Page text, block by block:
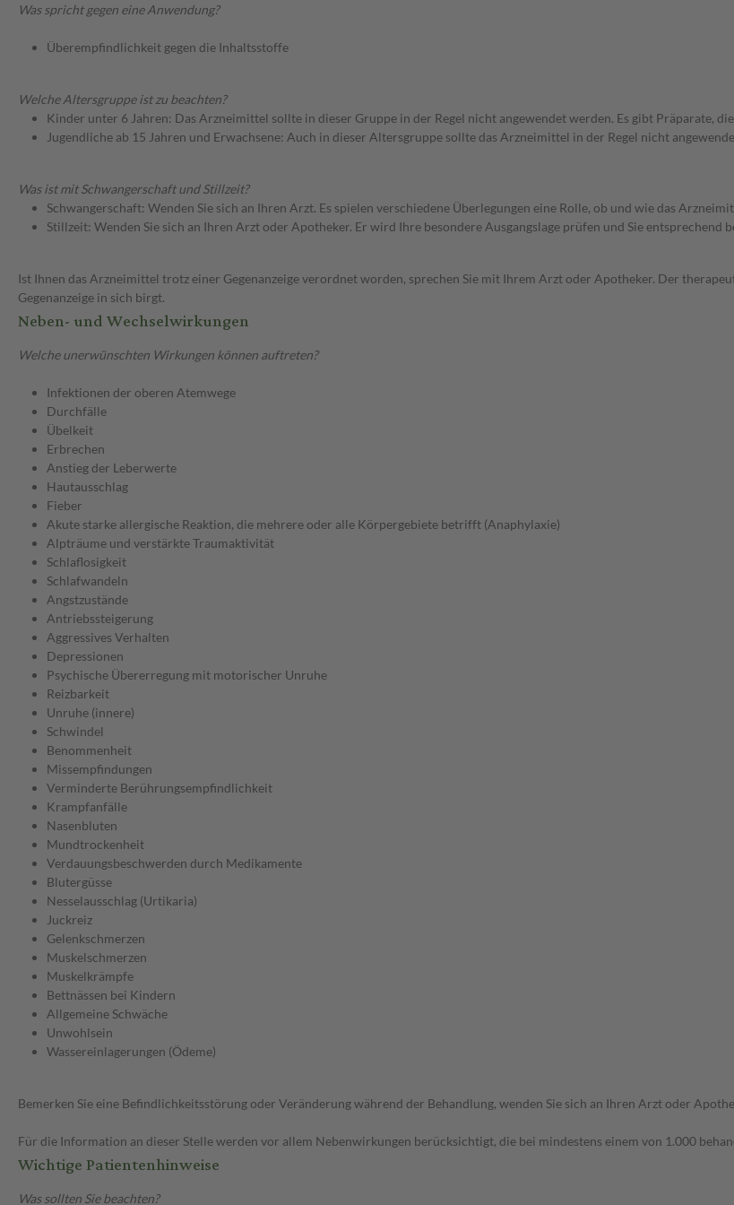
Was spricht gegen eine Anwendung?
Überempfindlichkeit gegen die Inhaltsstoffe
Welche Altersgruppe ist zu beachten?
Kinder unter 6 Jahren: Das Arzneimittel sollte in dieser Gruppe in der Regel nicht angewendet werden. Es gibt Präparate,
Jugendliche ab 15 Jahren und Erwachsene: Auch in dieser Altersgruppe sollte das Arzneimittel in der Regel nicht
Was ist mit Schwangerschaft und Stillzeit?
Schwangerschaft: Wenden Sie sich an Ihren Arzt. Es spielen verschiedene Überlegungen eine Rolle, ob und wie das
Stillzeit: Wenden Sie sich an Ihren Arzt oder Apotheker. Er wird Ihre besondere Ausgangslage prüfen und Sie entsprechend
Ist Ihnen das Arzneimittel trotz einer Gegenanzeige verordnet worden, sprechen Sie mit Ihrem Arzt oder Apotheker. Der
Gegenanzeige in sich birgt.
Neben- und Wechselwirkungen
Welche unerwünschten Wirkungen können auftreten?
Infektionen der oberen Atemwege
Durchfälle
Übelkeit
Erbrechen
Anstieg der Leberwerte
Hautausschlag
Fieber
Akute starke allergische Reaktion, die mehrere oder alle Körpergebiete betrifft (Anaphylaxie)
Alpträume und verstärkte Traumaktivität
Schlaflosigkeit
Schlafwandeln
Angstzustände
Antriebssteigerung
Aggressives Verhalten
Depressionen
Psychische Übererregung mit motorischer Unruhe
Reizbarkeit
Unruhe (innere)
Schwindel
Benommenheit
Missempfindungen
Verminderte Berührungsempfindlichkeit
Krampfanfälle
Nasenbluten
Mundtrockenheit
Verdauungsbeschwerden durch Medikamente
Blutergüsse
Nesselausschlag (Urtikaria)
Juckreiz
Gelenkschmerzen
Muskelschmerzen
Muskelkrämpfe
Bettnässen bei Kindern
Allgemeine Schwäche
Unwohlsein
Wassereinlagerungen (Ödeme)
Bemerken Sie eine Befindlichkeitsstörung oder Veränderung während der Behandlung, wenden Sie sich an Ihren Arzt oder
Für die Information an dieser Stelle werden vor allem Nebenwirkungen berücksichtigt, die bei mindestens einem von 1.000
Wichtige Patientenhinweise
Was sollten Sie beachten?